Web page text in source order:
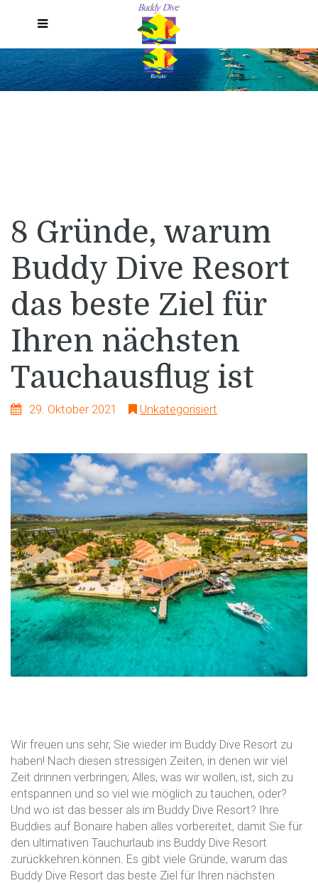
8 Gründe, warum
Buddy Dive Resort
das beste Ziel für
Ihren nächsten
Tauchausflug ist
29. Oktober 2021 Unkategorisiert
Wir freuen uns sehr, Sie wieder im Buddy Dive Resort zu
haben! Nach diesen stressigen Zeiten, in denen wir viel
Zeit drinnen verbringen; Alles, was wir wollen, ist, sich zu
entspannen und so viel wie möglich zu tauchen, oder?
Und wo ist das besser als im Buddy Dive Resort? Ihre
Buddies auf Bonaire haben alles vorbereitet, damit Sie für
den ultimativen Tauchurlaub ins Buddy Dive Resort
zurückkehren können. Es gibt viele Gründe, warum das
Buddy Dive Resort das beste Ziel für Ihren nächsten